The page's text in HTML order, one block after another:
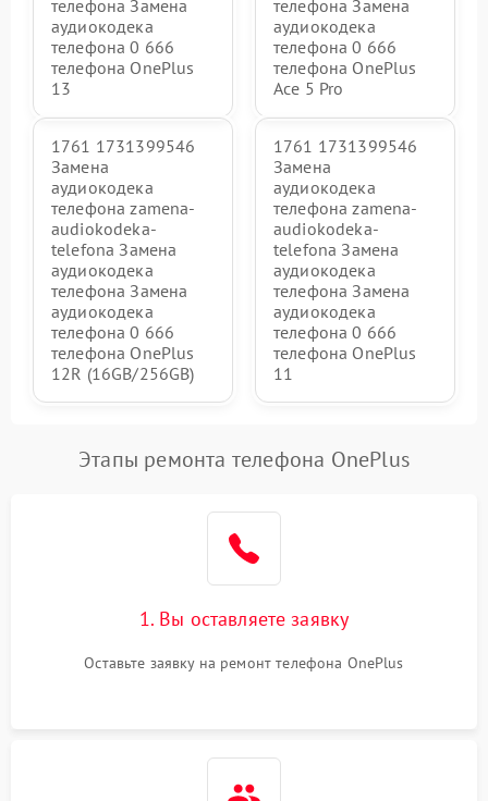
телефона Замена
аудиокодека
телефона 0 666
телефона OnePlus
13
телефона Замена
аудиокодека
телефона 0 666
телефона OnePlus
Ace 5 Pro
1761 1731399546
Замена
аудиокодека
телефона zamena-
audiokodeka-
telefona Замена
аудиокодека
телефона Замена
аудиокодека
телефона 0 666
телефона OnePlus
12R (16GB/256GB)
1761 1731399546
Замена
аудиокодека
телефона zamena-
audiokodeka-
telefona Замена
аудиокодека
телефона Замена
аудиокодека
телефона 0 666
телефона OnePlus
11
Этапы ремонта телефона OnePlus
1. Вы оставляете заявку
Оставьте заявку на ремонт телефона OnePlus